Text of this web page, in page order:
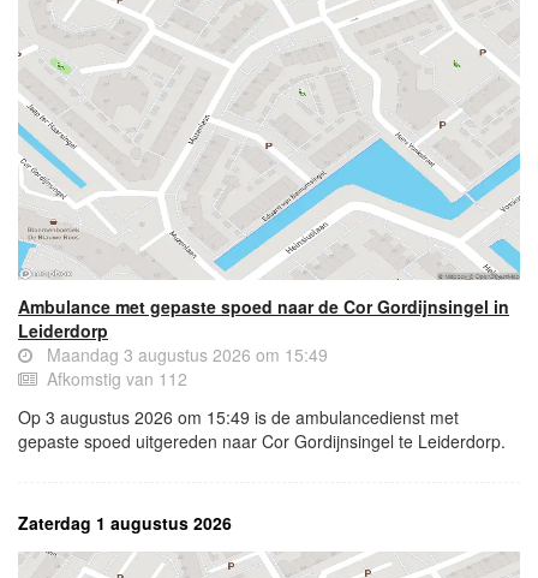
Ambulance met gepaste spoed naar de Cor Gordijnsingel in
Leiderdorp
Maandag 3 augustus 2026 om 15:49
Afkomstig van 112
Op 3 augustus 2026 om 15:49 is de ambulancedienst met
gepaste spoed uitgereden naar Cor Gordijnsingel te Leiderdorp.
Zaterdag 1 augustus 2026